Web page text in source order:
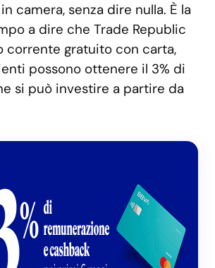
camera, senza dire nulla. È la
a dire che Trade Republic
corrente gratuito con carta,
possono ottenere il 3% di
si può investire a partire da